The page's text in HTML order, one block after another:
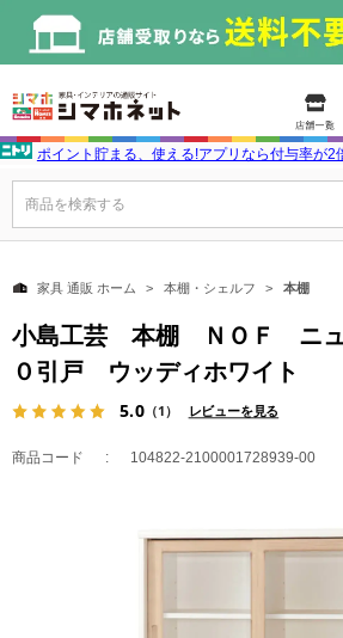
ポイント貯まる、使える!アプリなら付与率が2
商品を検索する
家具 通販 ホーム 本棚・シェルフ 本棚
小島工芸 本棚 ＮＯＦ ニ
０引戸 ウッディホワイト
5.0（1） レビューを見る
商品コード 104822-2100001728939-00